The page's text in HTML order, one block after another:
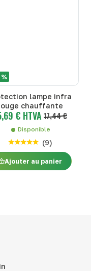
lampe infra
chauffante
€ HTVA 17,44 €
Disponible
(9)
Ajouter au panier